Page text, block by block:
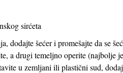
sirćeta
dodajte šećer i promešajte da se
a drugi temeljno operite (najbolje
u zemljani ili plastični sud,